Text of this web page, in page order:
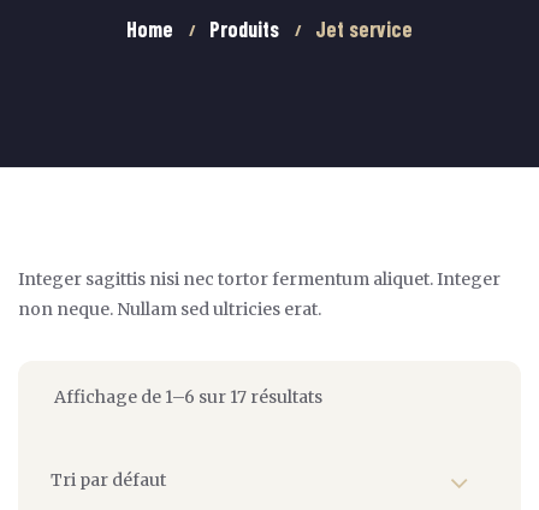
Home Produits Jet service
Integer sagittis nisi nec tortor fermentum aliquet. Integer
non neque. Nullam sed ultricies erat.
Affichage de 1–6 sur 17 résultats